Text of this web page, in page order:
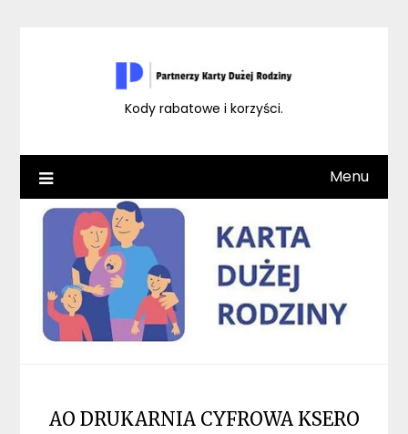
Kody rabatowe i korzyści.
Menu
AO DRUKARNIA CYFROWA KSERO